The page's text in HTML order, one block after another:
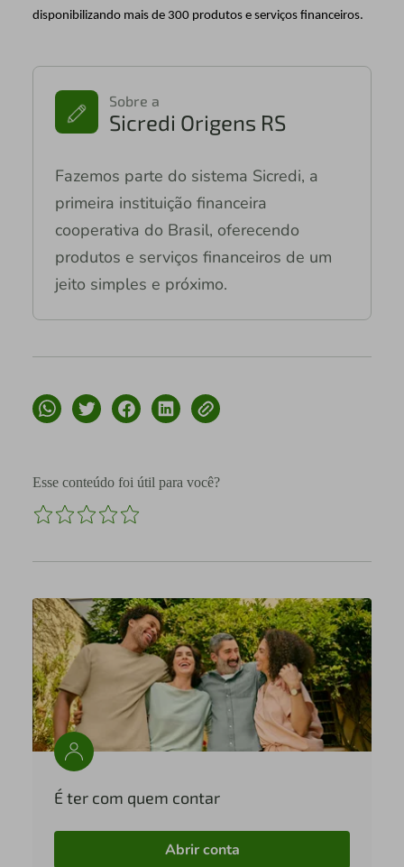
disponibilizando mais de 300 produtos e serviços financeiros.
Sobre a
Sicredi Origens RS
Fazemos parte do sistema Sicredi, a
primeira instituição financeira
cooperativa do Brasil, oferecendo
produtos e serviços financeiros de um
jeito simples e próximo.
Esse conteúdo foi útil para você?
É ter com quem contar
Abrir conta